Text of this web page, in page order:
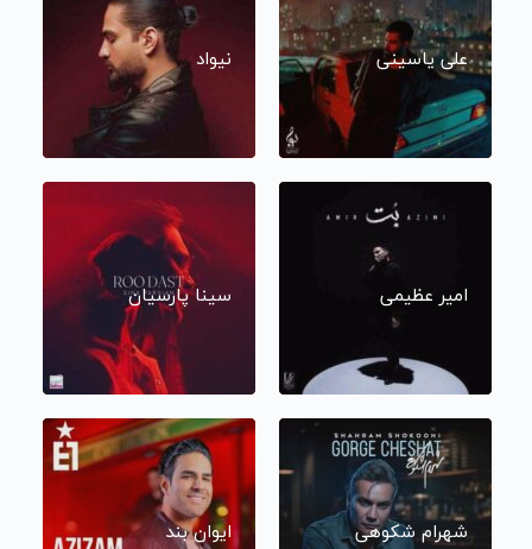
علی یاسینی نیواد
امیر عظیمی سینا پارسیان
شهرام شکوهی ایوان بند